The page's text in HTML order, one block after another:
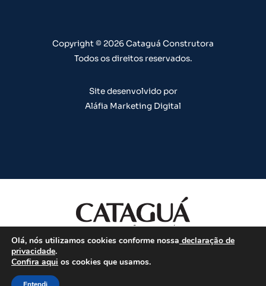
m t
Copyright © 2026 Cataguá Construtora
Todos os direitos reservados.
Site desenvolvido por
Aláfia Marketing Digital
Olá, nós utilizamos cookies conforme nossa declaração de
privacidade.
Confira aqui os cookies que usamos.